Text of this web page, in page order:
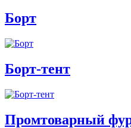
Борт
Борт-тент
Промтоварный